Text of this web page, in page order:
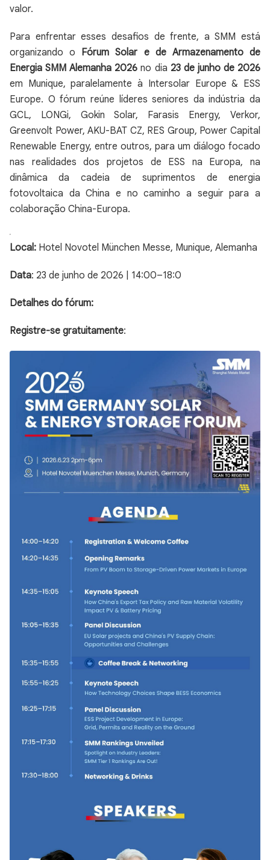
valor.
Para enfrentar esses desafios de frente, a SMM está
organizando o Fórum Solar e de Armazenamento de
Energia SMM Alemanha 2026 no dia 23 de junho de 2026
em Munique, paralelamente à Intersolar Europe & ESS
Europe. O fórum reúne líderes seniores da indústria da
GCL, LONGi, Gokin Solar, Farasis Energy, Verkor,
Greenvolt Power, AKU-BAT CZ, RES Group, Power Capital
Renewable Energy, entre outros, para um diálogo focado
nas realidades dos projetos de ESS na Europa, na
dinâmica da cadeia de suprimentos de energia
fotovoltaica da China e no caminho a seguir para a
colaboração China-Europa.
Local: Hotel Novotel München Messe, Munique, Alemanha
Data: 23 de junho de 2026 | 14:00–18:0
Detalhes do fórum:
Registre-se gratuitamente: